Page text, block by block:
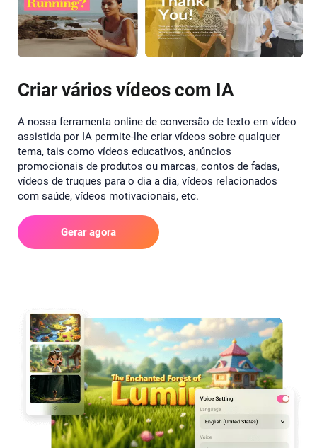
Criar vários vídeos com IA
A nossa ferramenta online de conversão de texto em vídeo
assistida por IA permite-lhe criar vídeos sobre qualquer
tema, tais como vídeos educativos, anúncios
promocionais de produtos ou marcas, contos de fadas,
vídeos de truques para o dia a dia, vídeos relacionados
com saúde, vídeos motivacionais, etc.
Gerar agora